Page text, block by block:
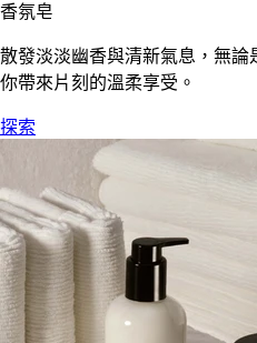
香氛皂
散發淡淡幽香與清新氣息，無
你帶來片刻的溫柔享受。
探索